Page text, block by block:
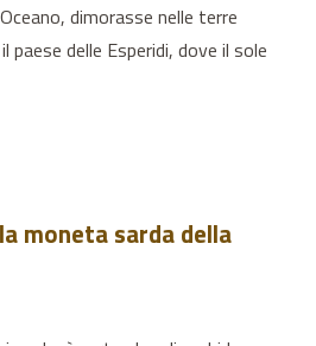
dimorasse nelle terre
paese delle Esperidi, dove il sole
moneta sarda della